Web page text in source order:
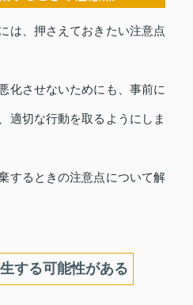
は、押さえておきたい注意点
化させないためにも、事前に
適切な行動を取るようにしま
するときの注意点について解
する可能性がある